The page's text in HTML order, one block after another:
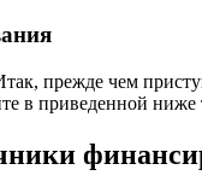
прежде чем
в приведенной